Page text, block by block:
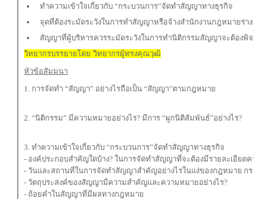
ทำความเข้าใจเกี่ยวกับ “กระบวนการ”จัดทำสัญญาทางธุรกิจ
จุดที่ต้องระมัดระวังในการทำสัญญาหรือจ้างสำนักงานกฎหมายร่าง
สัญญาที่ผู้บริหารควรระมัดระวังในการทำนิติกรรมสัญญาจะต้องพิจา
วิทยากรบรรยายโดย วิทยากรผู้ทรงคุณวุฒิ
หัวข้อสัมมนา
1. การจัดทำ “สัญญา” อย่างไรถือเป็น “สัญญา”ตามกฎหมาย
2. “นิติกรรม” มีความหมายอย่างไร? มีการ “ผูกนิติสัมพันธ์”อย่างไร?
3. ทำความเข้าใจเกี่ยวกับ “กระบวนการ”จัดทำสัญญาทางธุรกิจ
- องค์ประกอบสำคัญใดบ้าง? ในการจัดทำสัญญาที่จะต้องมีรายละเอียดคร
- วันและสถานที่ในการจัดทำสัญญาสำคัญอย่างไรในแง่ของกฎหมาย กรณี
- วัตถุประสงค์ของสัญญามีความสำคัญและความหมายอย่างไร?
- ถ้อยคำในสัญญาที่มีผลทางกฎหมาย